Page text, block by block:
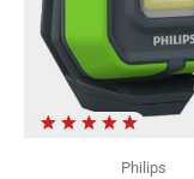
Philips